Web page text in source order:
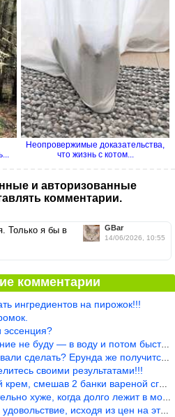
Неопровержимые доказательства,
что жизнь с котом...
и авторизованные
комментарии.
GBar
14/06/2026, 10:55
Только я бы в
комментарии
ингредиентов на пирожок!!!
эссенция?
буду — в воду и потом быстро в раска
сделать? Ерунда же получится. Нет, с
своими результатами!!!
смешав 2 банки вареной сгущенки со с
хуже, когда долго лежит в морозилке
исходя из цен на эту ягоду